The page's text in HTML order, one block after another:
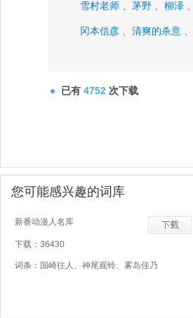
雪村老师 、 茅野 、 柳泽 、
冈本信彦 、 清爽的杀意 、
已有 4752 次下载
您可能感兴趣的词库
新番动漫人名库
下载：36430
词条：国崎往人、神尾观铃、雾岛佳乃